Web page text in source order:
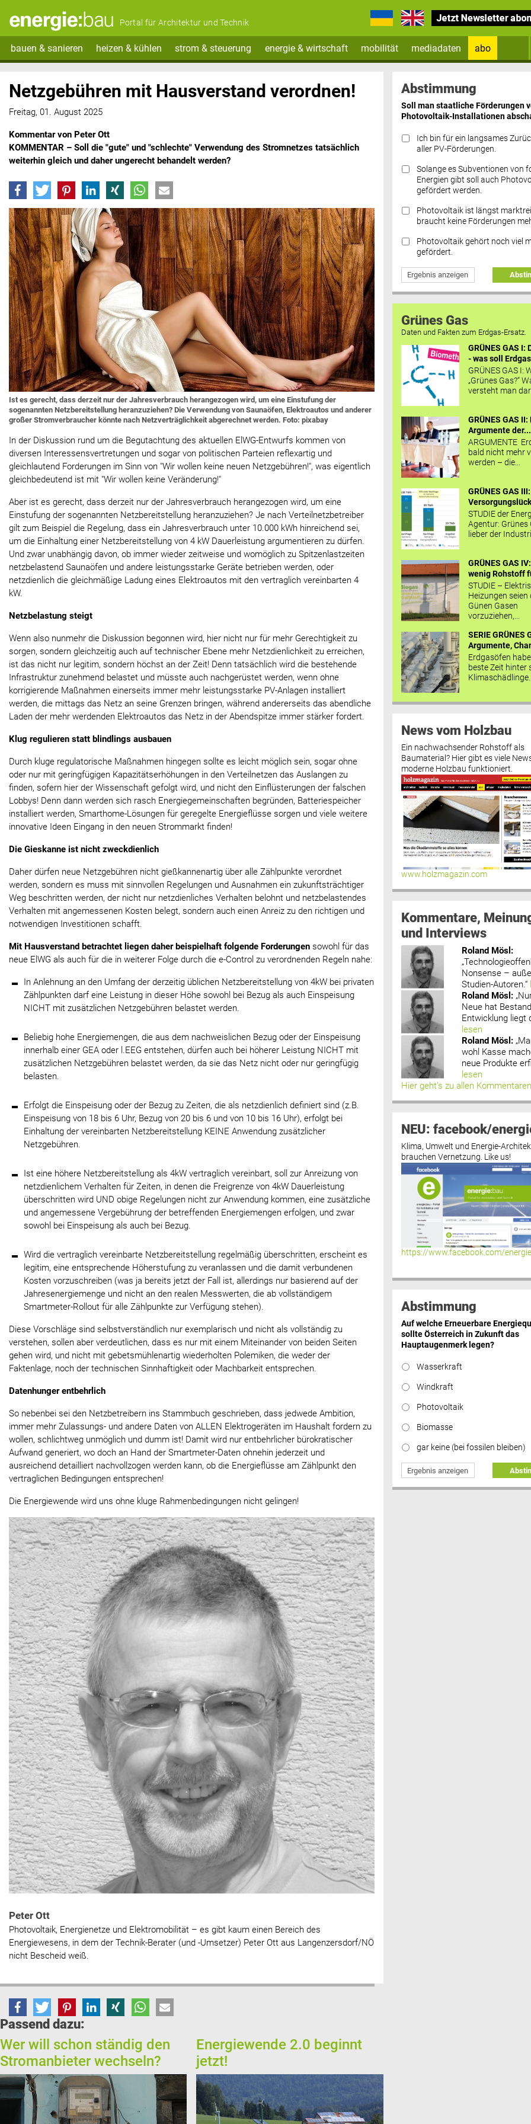
Portal für Architektur und Technik
bauen & sanieren heizen & kühlen strom & steuerung energie & wirtschaft mobilität mediadaten
abo
Datenschutz FAQs
Netzgebühren mit Hausverstand verordnen!
Freitag, 01. August 2025
Kommentar von Peter Ott
KOMMENTAR – Soll die "gute" und "schlechte" Verwendung des Stromnetzes tatsächlich
weiterhin gleich und daher ungerecht behandelt werden?
Ist es gerecht, dass derzeit nur der Jahresverbrauch herangezogen wird, um eine Einstufung der
sogenannten Netzbereitstellung heranzuziehen? Die Verwendung von Saunaöfen, Elektroautos und anderer
großer Stromverbraucher könnte nach Netzverträglichkeit abgerechnet werden. Foto: pixabay
In der Diskussion rund um die Begutachtung des aktuellen ElWG-Entwurfs kommen von
diversen Interessensvertretungen und sogar von politischen Parteien reflexartig und
gleichlautend Forderungen im Sinn von "Wir wollen keine neuen Netzgebühren!", was eigentlich
gleichbedeutend ist mit "Wir wollen keine Veränderung!"
Aber ist es gerecht, dass derzeit nur der Jahresverbrauch herangezogen wird, um eine
Einstufung der sogenannten Netzbereitstellung heranzuziehen? Je nach Verteilnetzbetreiber
gilt zum Beispiel die Regelung, dass ein Jahresverbrauch unter 10.000 kWh hinreichend sei,
um die Einhaltung einer Netzbereitstellung von 4 kW Dauerleistung argumentieren zu dürfen.
Und zwar unabhängig davon, ob immer wieder zeitweise und womöglich zu Spitzenlastzeiten
netzbelastend Saunaöfen und andere leistungsstarke Geräte betrieben werden, oder
netzdienlich die gleichmäßige Ladung eines Elektroautos mit den vertraglich vereinbarten 4
kW.
Netzbelastung steigt
Wenn also nunmehr die Diskussion begonnen wird, hier nicht nur für mehr Gerechtigkeit zu
sorgen, sondern gleichzeitig auch auf technischer Ebene mehr Netzdienlichkeit zu erreichen,
ist das nicht nur legitim, sondern höchst an der Zeit! Denn tatsächlich wird die bestehende
Infrastruktur zunehmend belastet und müsste auch nachgerüstet werden, wenn ohne
korrigierende Maßnahmen einerseits immer mehr leistungsstarke PV-Anlagen installiert
werden, die mittags das Netz an seine Grenzen bringen, während andererseits das abendliche
Laden der mehr werdenden Elektroautos das Netz in der Abendspitze immer stärker fordert.
Klug regulieren statt blindlings ausbauen
Durch kluge regulatorische Maßnahmen hingegen sollte es leicht möglich sein, sogar ohne
oder nur mit geringfügigen Kapazitätserhöhungen in den Verteilnetzen das Auslangen zu
finden, sofern hier der Wissenschaft gefolgt wird, und nicht den Einflüsterungen der falschen
Lobbys! Denn dann werden sich rasch Energiegemeinschaften begründen, Batteriespeicher
installiert werden, Smarthome-Lösungen für geregelte Energieflüsse sorgen und viele weitere
innovative Ideen Eingang in den neuen Strommarkt finden!
Die Gieskanne ist nicht zweckdienlich
Daher dürfen neue Netzgebühren nicht gießkannenartig über alle Zählpunkte verordnet
werden, sondern es muss mit sinnvollen Regelungen und Ausnahmen ein zukunftsträchtiger
Weg beschritten werden, der nicht nur netzdienliches Verhalten belohnt und netzbelastendes
Verhalten mit angemessenen Kosten belegt, sondern auch einen Anreiz zu den richtigen und
notwendigen Investitionen schafft.
Mit Hausverstand betrachtet liegen daher beispielhaft folgende Forderungen sowohl für das
neue ElWG als auch für die in weiterer Folge durch die e-Control zu verordnenden Regeln nahe:
In Anlehnung an den Umfang der derzeitig üblichen Netzbereitstellung von 4kW bei privaten
Zählpunkten darf eine Leistung in dieser Höhe sowohl bei Bezug als auch Einspeisung
NICHT mit zusätzlichen Netzgebühren belastet werden.
Beliebig hohe Energiemengen, die aus dem nachweislichen Bezug oder der Einspeisung
innerhalb einer GEA oder l.EEG entstehen, dürfen auch bei höherer Leistung NICHT mit
zusätzlichen Netzgebühren belastet werden, da sie das Netz nicht oder nur geringfügig
belasten.
Erfolgt die Einspeisung oder der Bezug zu Zeiten, die als netzdienlich definiert sind (z.B.
Einspeisung von 18 bis 6 Uhr, Bezug von 20 bis 6 und von 10 bis 16 Uhr), erfolgt bei
Einhaltung der vereinbarten Netzbereitstellung KEINE Anwendung zusätzlicher
Netzgebühren.
Ist eine höhere Netzbereitstellung als 4kW vertraglich vereinbart, soll zur Anreizung von
netzdienlichem Verhalten für Zeiten, in denen die Freigrenze von 4kW Dauerleistung
überschritten wird UND obige Regelungen nicht zur Anwendung kommen, eine zusätzliche
und angemessene Vergebührung der betreffenden Energiemengen erfolgen, und zwar
sowohl bei Einspeisung als auch bei Bezug.
Wird die vertraglich vereinbarte Netzbereitstellung regelmäßig überschritten, erscheint es
legitim, eine entsprechende Höherstufung zu veranlassen und die damit verbundenen
Kosten vorzuschreiben (was ja bereits jetzt der Fall ist, allerdings nur basierend auf der
Jahresenergiemenge und nicht an den realen Messwerten, die ab vollständigem
Smartmeter-Rollout für alle Zählpunkte zur Verfügung stehen).
Diese Vorschläge sind selbstverständlich nur exemplarisch und nicht als vollständig zu
verstehen, sollen aber verdeutlichen, dass es nur mit einem Miteinander von beiden Seiten
gehen wird, und nicht mit gebetsmühlenartig wiederholten Polemiken, die weder der
Faktenlage, noch der technischen Sinnhaftigkeit oder Machbarkeit entsprechen.
Datenhunger entbehrlich
So nebenbei sei den Netzbetreibern ins Stammbuch geschrieben, dass jedwede Ambition,
immer mehr Zulassungs- und andere Daten von ALLEN Elektrogeräten im Haushalt fordern zu
wollen, schlichtweg unmöglich und dumm ist! Damit wird nur entbehrlicher bürokratischer
Aufwand generiert, wo doch an Hand der Smartmeter-Daten ohnehin jederzeit und
ausreichend detailliert nachvollzogen werden kann, ob die Energieflüsse am Zählpunkt den
vertraglichen Bedingungen entsprechen!
Die Energiewende wird uns ohne kluge Rahmenbedingungen nicht gelingen!
Peter Ott
Photovoltaik, Energienetze und Elektromobilität – es gibt kaum einen Bereich des
Energiewesens, in dem der Technik-Berater (und -Umsetzer) Peter Ott aus Langenzersdorf/NÖ
nicht Bescheid weiß.
Passend dazu:
Wer will schon ständig den
Stromanbieter wechseln?
Energiewende 2.0 beginnt
jetzt!
Abstimmung
Soll man staatliche Förderungen
Photovoltaik-Installationen
Ich bin für ein langsames
aller PV-Förderungen.
Solange es Subventionen von
Energien gibt soll auch
gefördert werden.
Photovoltaik ist längst
braucht keine Förderungen
Photovoltaik gehört noch viel
gefördert.
Ergebnis anzeigen
Grünes Gas
Daten und Fakten zum Erdgas-Ersatz.
GRÜNES GAS
- was soll
GRÜNES GAS I:
„Grünes Gas?“
versteht man
GRÜNES GAS II:
Argumente der...
ARGUMENTE
bald nicht mehr
werden – die...
GRÜNES GAS
STUDIE der
Agentur: Grünes
lieber der
GRÜNES GAS
wenig Rohstoff
STUDIE –
Heizungen seien
Günen Gasen
vorzuziehen,...
SERIE GRÜNES
Argumente,
Erdgasöfen
beste Zeit hinter
Klimaschädlinge...
News vom Holzbau
Ein nachwachsender Rohstoff als
Baumaterial? Hier gibt es viele
moderne Holzbau funktioniert.
www.holzmagazin.com
Kommentare,
und Interviews
Roland Mösl :
Nonsense –
Studien-Autoren.“
Roland Mösl :
Neue hat
Entwicklung liegt
lesen
Roland Mösl :
wohl Kasse
neue Produkte
lesen
Hier geht’s zu allen Kommentaren
NEU: facebook/
Klima, Umwelt und Energie-
brauchen Vernetzung. Like us!
https://www.facebook.com/
Abstimmung
Auf welche Erneuerbare
sollte Österreich in Zukunft das
Hauptaugenmerk legen?
Wasserkraft
Windkraft
Photovoltaik
Biomasse
gar keine (bei fossilen bleiben)
Ergebnis anzeigen